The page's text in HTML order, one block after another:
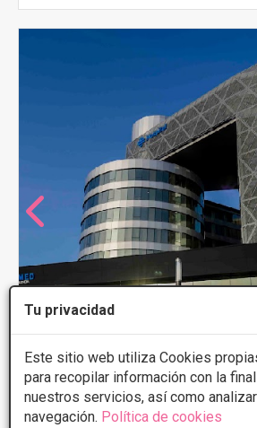
Tu privacidad
Este sitio web utiliza Cookies
para recopilar información con la
nuestros servicios, así como
navegación. Política de cookies
Ilahy